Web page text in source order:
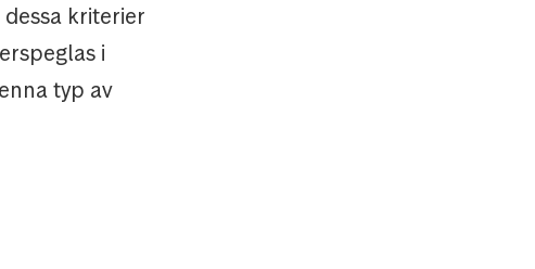
kriterier
i
typ av